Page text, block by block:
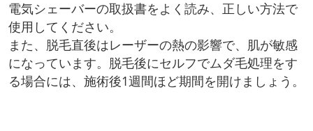
電気シェーバーの取扱書をよく読み、正しい方法で
使用してください。
また、脱毛直後はレーザーの熱の影響で、肌が敏感
になっています。脱毛後にセルフでムダ毛処理をす
る場合には、施術後1週間ほど期間を開けましょう。